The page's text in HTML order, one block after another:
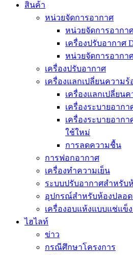
สินค้า
หน่วยจัดการอากาศ
หน่วยจัดการอากา
เครื่องปรับอากาศ
หน่วยจัดการอากา
เครื่องปรับอากาศ
เครื่องแลกเปลี่ยนความ
เครื่องแลกเปลี่ยน
เครื่องระบายอาก
เครื่องระบายอาก
ใช้ใหม่
การลดความชื้น
การฟอกอากาศ
เครื่องทำความเย็น
ระบบปรับอากาศสำหรับ
อุปกรณ์สำหรับห้องปลอด
เครื่องอบแห้งแบบแช่แข็ง
ไฮไลท์
ข่าว
กรณีศึกษาโครงการ